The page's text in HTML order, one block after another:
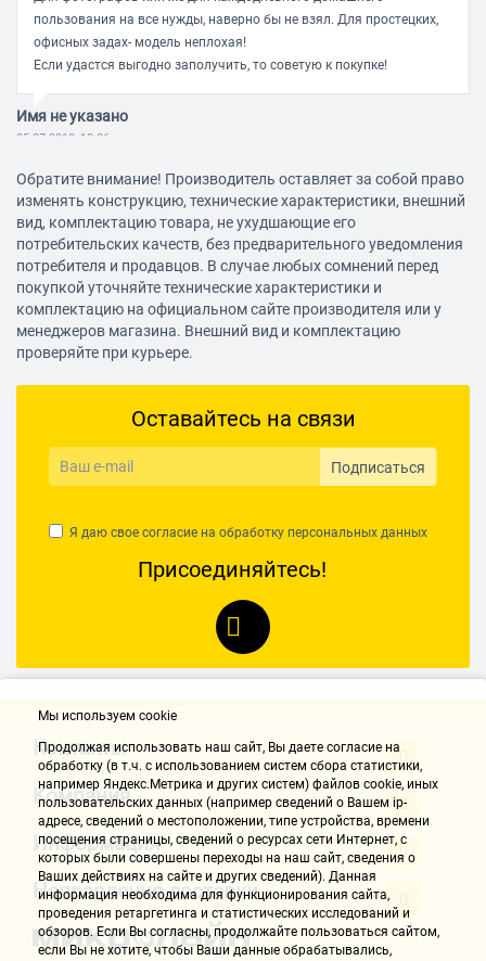
пользования на все нужды, наверно бы не взял. Для простецких,
офисных задах- модель неплохая!
Если удастся выгодно заполучить, то советую к покупке!
Имя не указано
05.07.2018, 18:06
Достоинства:
Легкий, дешёвый.
Недостатки:
Углы обзора ужасные. Выцветают цвета.
Комментарий:
странно, индикатором питания. Глаза устают моментально.
какого цвета, выглядят белыми. Чтобы что-то разглядеть
приходится пригибать голову до уровня подставки, к обеду шея
тусклым и бесцветным вообще. Купили на работе новый монитор
притащить, так как работать за этим убожеством невозможно.
Достоинства:
высокое разрешение, умеренная цена, ПО
Недостатки:
да это монитор я согласен
Комментарий:
Моник хорош для съёмок видео, как его простреливают пулей,
сбрасывают с 10 этажа, поливают жидким азотом. Очень высокое
разрешение, но качество цветопередачи и перламутровый
сияющий экран это ..... Дизайнерам художникам не брать!!! Этот
Обратите внимание! Производитель оставляет за собой право
изменять конструкцию, технические характеристики, внешний
вид, комплектацию товара, не ухудшающие его
потребительских качеств, без предварительного уведомления
потребителя и продавцов. В случае любых сомнений перед
покупкой уточняйте технические характеристики и
комплектацию на официальном сайте производителя или у
менеджеров магазина. Внешний вид и комплектацию
проверяйте при курьере.
Оставайтесь на связи
Подписаться
Я даю свое согласие на обработку персональных данных
Присоединяйтесь!
Контакты
Компания
Информация
Направления доставки
Мы используем cookie
Продолжая использовать наш cайт, Вы даете согласие на
обработку (в т.ч. с использованием систем сбора статистики,
например Яндекс.Метрика и других систем) файлов cookie, иных
пользовательских данных (например сведений о Вашем ip-
адресе, сведений о местоположении, типе устройства, времени
посещения страницы, сведений о ресурсах сети Интернет, с
которых были совершены переходы на наш сайт, сведения о
Ваших действиях на сайте и других сведений). Данная
информация необходима для функционирования сайта,
проведения ретаргетинга и статистических исследований и
обзоров. Если Вы согласны, продолжайте пользоваться сайтом,
если Вы не хотите, чтобы Ваши данные обрабатывались,